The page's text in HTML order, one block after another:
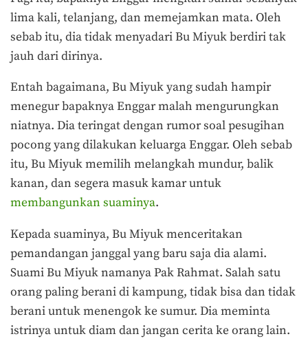
lima kali, telanjang, dan memejamkan mata. Oleh
sebab itu, dia tidak menyadari Bu Miyuk berdiri tak
jauh dari dirinya.
Entah bagaimana, Bu Miyuk yang sudah hampir
menegur bapaknya Enggar malah mengurungkan
niatnya. Dia teringat dengan rumor soal pesugihan
pocong yang dilakukan keluarga Enggar. Oleh sebab
itu, Bu Miyuk memilih melangkah mundur, balik
kanan, dan segera masuk kamar untuk
membangunkan suaminya.
Kepada suaminya, Bu Miyuk menceritakan
pemandangan janggal yang baru saja dia alami.
Suami Bu Miyuk namanya Pak Rahmat. Salah satu
orang paling berani di kampung, tidak bisa dan tidak
berani untuk menengok ke sumur. Dia meminta
istrinya untuk diam dan jangan cerita ke orang lain.